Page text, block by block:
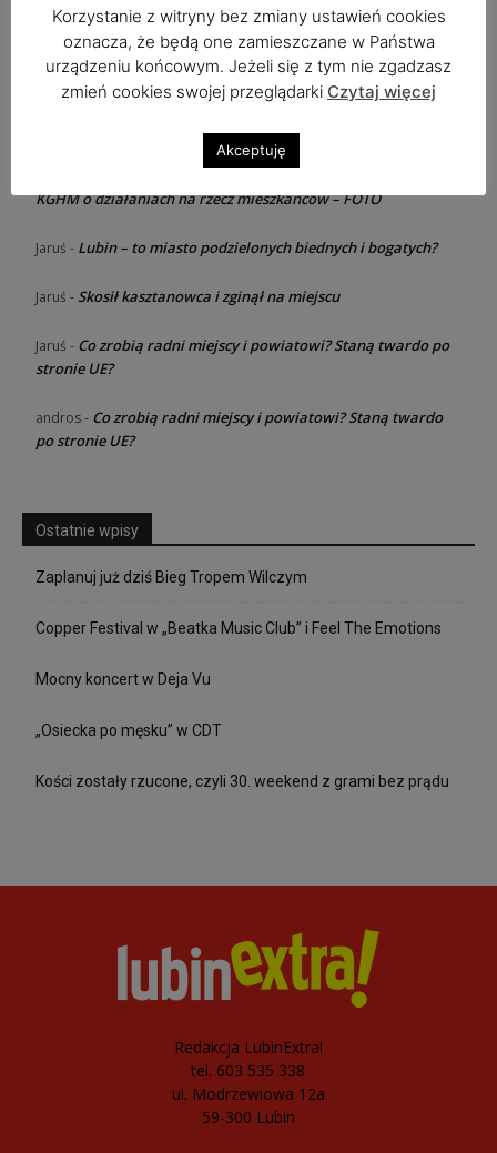
1 2
KGHM o działaniach na rzecz mieszkańców – FOTO
Jaruś - Lubin – to miasto podzielonych biednych i bogatych?
Jaruś - Skosił kasztanowca i zginął na miejscu
Jaruś - Co zrobią radni miejscy i powiatowi? Staną twardo po
stronie UE?
andros- Co zrobią radni miejscy i powiatowi? Staną twardo
po stronie UE?
Ostatnie wpisy
Zaplanuj już dziś Bieg Tropem Wilczym
Copper Festival w „Beatka Music Club” i Feel The Emotions
Mocny koncert w Deja Vu
„Osiecka po męsku” w CDT
Kości zostały rzucone, czyli 30. weekend z grami bez prądu
Redakcja LubinExtra!
tel. 603 535 338
ul. Modrzewiowa 12a
59-300 Lubin
Korzystanie z witryny bez zmiany ustawień cookies
oznacza, że będą one zamieszczane w Państwa
urządzeniu końcowym. Jeżeli się z tym nie zgadzasz
zmień cookies swojej przeglądarki Czytaj więcej
Akceptuję